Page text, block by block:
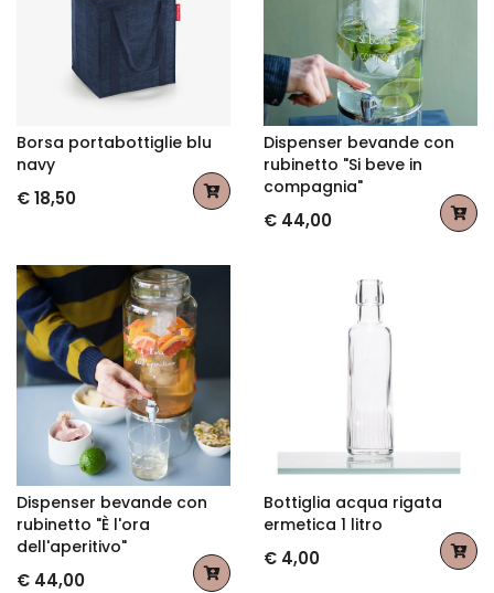
Borsa portabottiglie blu
navy
€ 18,50
Dispenser bevande con
rubinetto "Si beve in
compagnia"
€ 44,00
Dispenser bevande con
rubinetto "È l'ora
dell'aperitivo"
€ 44,00
Bottiglia acqua rigata
ermetica 1 litro
€ 4,00